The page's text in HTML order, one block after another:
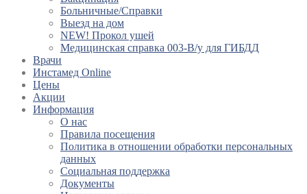
Больничные/Справки
Выезд на дом
NEW! Прокол ушей
Медицинская справка 003-В/у для ГИБДД
Врачи
Инстамед Online
Цены
Акции
Информация
О нас
Правила посещения
Политика в отношении обработки персональных
данных
Социальная поддержка
Документы